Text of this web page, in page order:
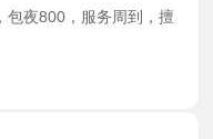
包夜800，服务周到，擅